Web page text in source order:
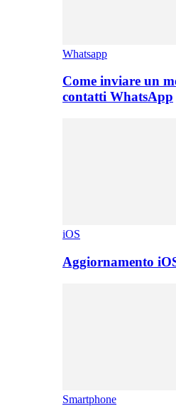
Whatsapp
Come inviare un
contatti WhatsApp
iOS
Aggiornamento
Smartphone